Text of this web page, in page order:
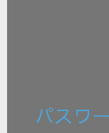
パスワ